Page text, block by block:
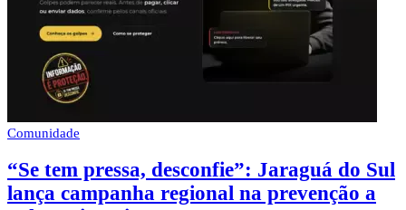
Comunidade
“Se tem pressa, desconfie”: Jaraguá do Sul
lança campanha regional na prevenção a